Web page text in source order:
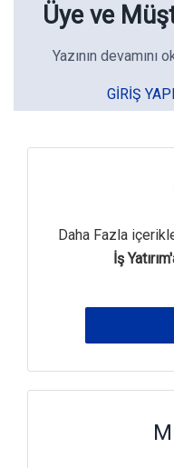
Üye ve
Yazının devamını
GIRIŞ
Daha Fazla
İş